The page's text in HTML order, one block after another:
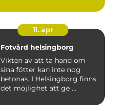
11. apr
Fotvård helsingborg
Vikten av att ta hand om
sina fötter kan inte nog
betonas. I Helsingborg finns
det möjlighet att ge ...